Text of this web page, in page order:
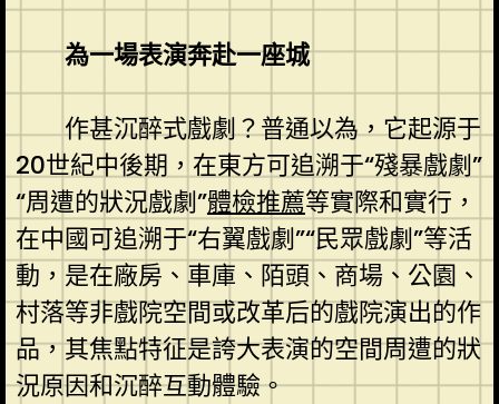
為一場表演奔赴一座城
作甚沉醉式戲劇？普通以為，它起源于
20世紀中後期，在東方可追溯于“殘暴戲劇”
“周遭的狀況戲劇”體檢推薦等實際和實行，
在中國可追溯于“右翼戲劇”“民眾戲劇”等活
動，是在廠房、車庫、陌頭、商場、公園、
村落等非戲院空間或改革后的戲院演出的作
品，其焦點特征是誇大表演的空間周遭的狀
況原因和沉醉互動體驗。